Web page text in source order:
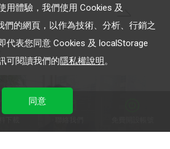
用體驗，我們使用 Cookies 及
們的網頁，以作為技術、分析、行銷之
代表您同意 Cookies 及 localStorage
可閱讀我們的隱私權說明。
同意